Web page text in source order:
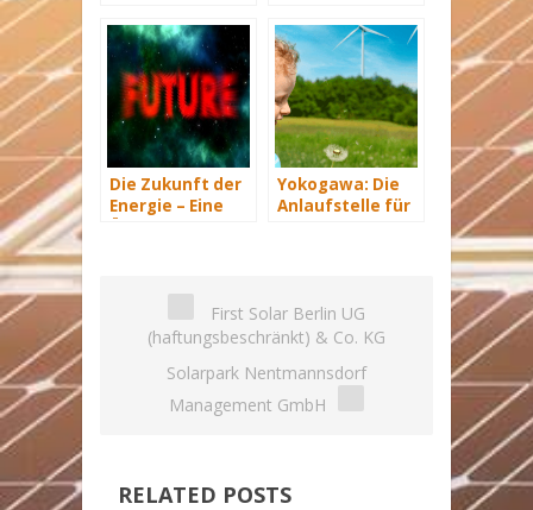
Schiffe
Hauptstadt
Die Zukunft der
Energie – Eine
Yokogawa: Die
Anlaufstelle für
Energiemanagement
First Solar Berlin UG
(haftungsbeschränkt) & Co. KG
Solarpark Nentmannsdorf
Management GmbH
RELATED POSTS